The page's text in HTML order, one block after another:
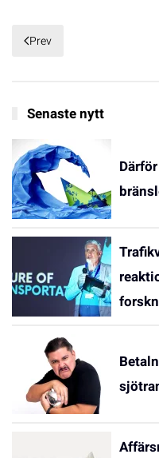
Prev
Senaste nytt